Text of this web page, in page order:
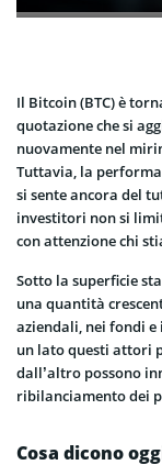
Il Bitcoin (BTC) è
quotazione che si
nuovamente nel
Tuttavia, la
si sente ancora del
investitori non si
con attenzione chi
Sotto la superficie
una quantità
aziendali, nei fondi
un lato questi attori
dall’altro possono
ribilanciamento dei
Cosa dicono